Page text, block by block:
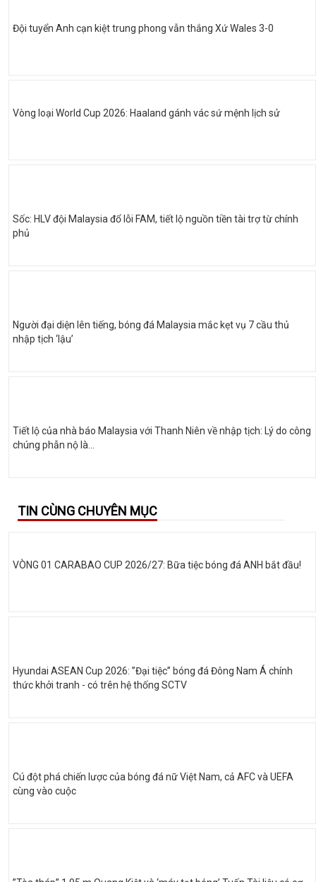
Đội tuyển Anh cạn kiệt trung phong vẫn thắng Xứ Wales 3-0
Vòng loại World Cup 2026: Haaland gánh vác sứ mệnh lịch sử
Sốc: HLV đội Malaysia đổ lỗi FAM, tiết lộ nguồn tiền tài trợ từ chính
phủ
Người đại diện lên tiếng, bóng đá Malaysia mắc kẹt vụ 7 cầu thủ
nhập tịch ‘lậu’
Tiết lộ của nhà báo Malaysia với Thanh Niên về nhập tịch: Lý do công
chúng phẫn nộ là...
TIN CÙNG CHUYÊN MỤC
VÒNG 01 CARABAO CUP 2026/27: Bữa tiệc bóng đá ANH bắt đầu!
Hyundai ASEAN Cup 2026: ”Đại tiệc” bóng đá Đông Nam Á chính
thức khởi tranh - có trên hệ thống SCTV
Cú đột phá chiến lược của bóng đá nữ Việt Nam, cả AFC và UEFA
cùng vào cuộc